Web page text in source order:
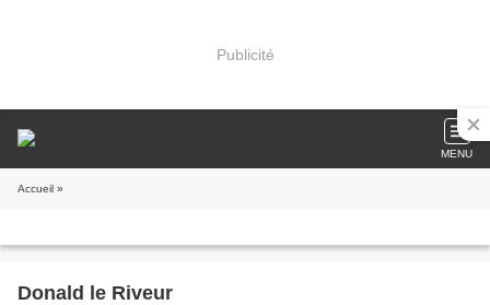
Publicité
MENU
Accueil »
Donald le Riveur